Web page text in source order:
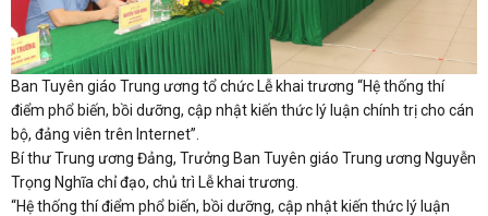
Ban Tuyên giáo Trung ương tổ chức Lễ khai trương “Hệ thống thí
điểm phổ biến, bồi dưỡng, cập nhật kiến thức lý luận chính trị cho cán
bộ, đảng viên trên Internet”.
Bí thư Trung ương Đảng, Trưởng Ban Tuyên giáo Trung ương Nguyễn
Trọng Nghĩa chỉ đạo, chủ trì Lễ khai trương.
“Hệ thống thí điểm phổ biến, bồi dưỡng, cập nhật kiến thức lý luận